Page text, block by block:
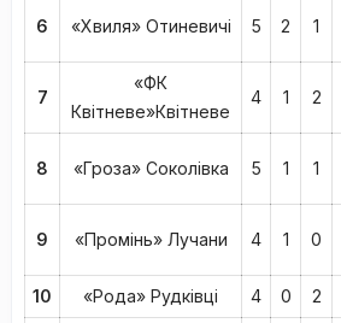
6 «Хвиля» Отиневичі 5 2 1
7
«ФК
Квітневе»Квітневе
4 1 2
8 «Гроза» Соколівка 5 1 1
9 «Промінь» Лучани 4 1 0
10 «Рода» Рудківці 4 0 2